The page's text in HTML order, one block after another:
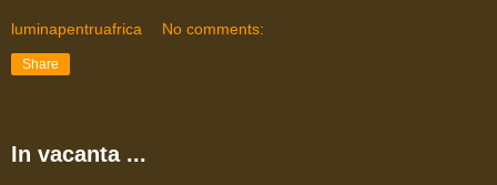
luminapentruafrica No comments:
Share
In vacanta ...